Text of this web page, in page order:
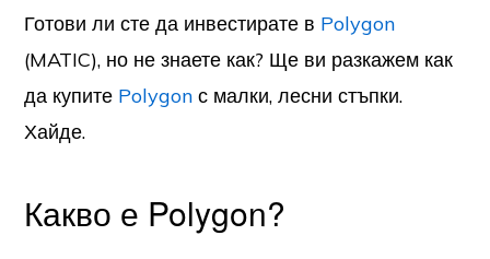
Готови ли сте да инвестирате в Polygon
(MATIC), но не знаете как? Ще ви разкажем как
да купите Polygon с малки, лесни стъпки.
Хайде.
Какво е Polygon?